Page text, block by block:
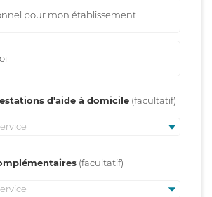
pour mon établissement
d'aide à domicile